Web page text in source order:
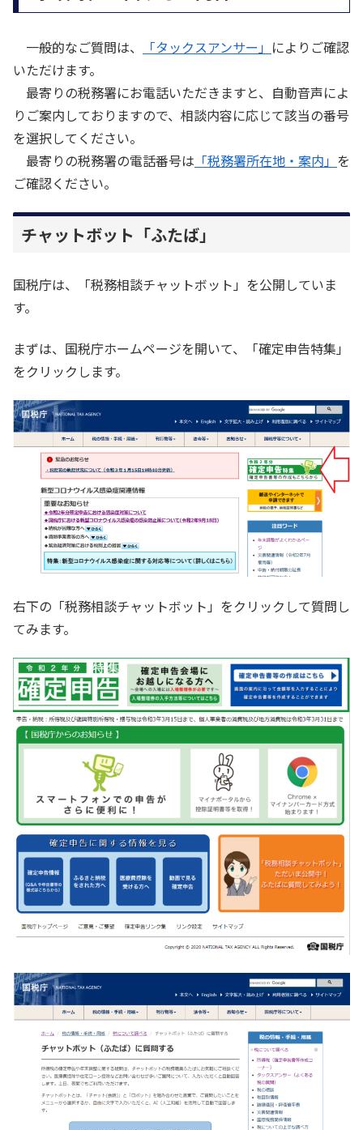
一般的なご質問は、 「タックスアンサー」 によりご確認
いただけます。
最寄りの税務署にお電話いただきますと、自動音声によ
りご案内しておりますので、相談内容に応じて該当の番号
を選択してください。
最寄りの税務署の電話番号は 「税務署所在地・案内」 を
ご確認ください。
チャットボット「ふたば」
国税庁は、「税務相談チャットボット」を公開していま
す。
まずは、国税庁ホームページを開いて、「確定申告特集」
をクリックします。
右下の「税務相談チャットボット」をクリックして質問し
てみます。